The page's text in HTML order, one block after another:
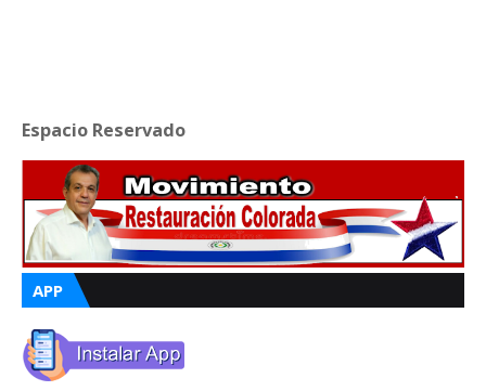
Espacio Reservado
APP